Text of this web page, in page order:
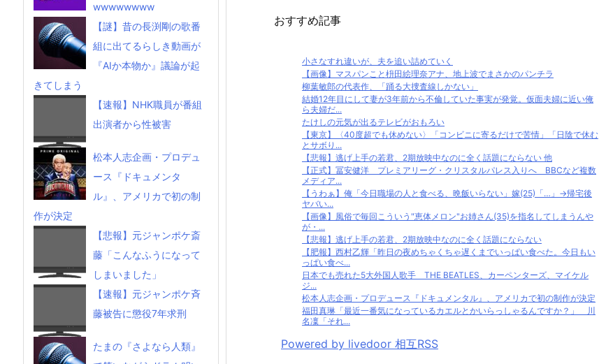
おすすめ記事
小さなすれ違いが、夫を追い詰めていく
【画像】マスパンこと枡田絵理奈アナ、地上波でまさかのパンチラ
柳葉敏郎の代表作、「踊る大捜査線しかない」
結婚12年目にして妻が3年前から不倫していた事実が発覚。仮面夫婦に近い俺
ら夫婦だ...
たけしの元気が出るテレビがおもろい
【東京】〈40度超でも休めない〉「コンビニに寄るだけで苦情」「日陰で休む
とサボり...
【悲報】逃げ上手の若君、2期放映中なのに全く話題にならない 他
【正式】冨安健洋 プレミアリーグ・クリスタルパレス入りへ BBCなど複数
メディア...
【うわぁ】俺「今日職場の人と食べる、晩飯いらない」嫁(25)「…」→帰宅後
ヤバい...
【画像】風俗で毎回こういう"恵体メロン"お姉さん(35)を指名してしまうんや
が・...
【悲報】逃げ上手の若君、2期放映中なのに全く話題にならない
【肥報】西村乙輝「昨日の夜めちゃくちゃ遅くまでいっぱい食べた。今日もい
っぱい食べ...
日本でも売れた5大外国人歌手 THE BEATLES、カーペンターズ、マイケル
ジ...
松本人志企画・プロデュース『ドキュメンタル』、アメリカで初の制作が決定
福田真琳「最近一番気になっているカエルとかいらっしゃるんですか？」 川
名凜「それ...
Powered by livedoor 相互RSS
wwwwwwww
【謎】昔の長渕剛の歌番
組に出てるらしき動画が
『AIか本物か』議論が起
きてしまう
【速報】NHK職員が番組
出演者から性被害
松本人志企画・プロデュ
ース『ドキュメンタ
ル』、アメリカで初の制
作が決定
【悲報】元ジャンポケ斎
藤「こんなふうになって
しまいました」
【速報】元ジャンポケ斉
藤被告に懲役7年求刑
たまの『さよなら人類』